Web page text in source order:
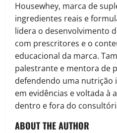
Housewhey, marca de
ingredientes reais e
lidera o desenvolvimento
com prescritores e o
educacional da marca.
palestrante e mentora de
defendendo uma nutrição
em evidências e voltada
dentro e fora do
ABOUT THE AUTHOR